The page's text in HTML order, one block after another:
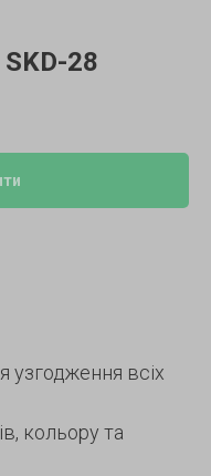
SKD-28
узгодження всіх
кольору та